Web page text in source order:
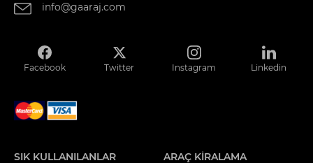
info@gaaraj.com
Facebook Twitter Instagram Linkedin
SIK KULLANILANLAR
ARAÇ KİRALAMA